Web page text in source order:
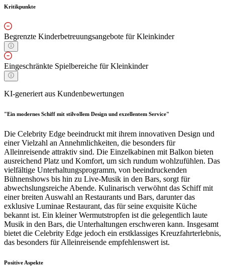
Kritikpunkte
Begrenzte Kinderbetreuungsangebote für Kleinkinder
Eingeschränkte Spielbereiche für Kleinkinder
KI-generiert aus Kundenbewertungen
"Ein modernes Schiff mit stilvollem Design und exzellentem Service"
Die Celebrity Edge beeindruckt mit ihrem innovativen Design und
einer Vielzahl an Annehmlichkeiten, die besonders für
Alleinreisende attraktiv sind. Die Einzelkabinen mit Balkon bieten
ausreichend Platz und Komfort, um sich rundum wohlzufühlen. Das
vielfältige Unterhaltungsprogramm, von beeindruckenden
Bühnenshows bis hin zu Live-Musik in den Bars, sorgt für
abwechslungsreiche Abende. Kulinarisch verwöhnt das Schiff mit
einer breiten Auswahl an Restaurants und Bars, darunter das
exklusive Luminae Restaurant, das für seine exquisite Küche
bekannt ist. Ein kleiner Wermutstropfen ist die gelegentlich laute
Musik in den Bars, die Unterhaltungen erschweren kann. Insgesamt
bietet die Celebrity Edge jedoch ein erstklassiges Kreuzfahrterlebnis,
das besonders für Alleinreisende empfehlenswert ist.
Positive Aspekte